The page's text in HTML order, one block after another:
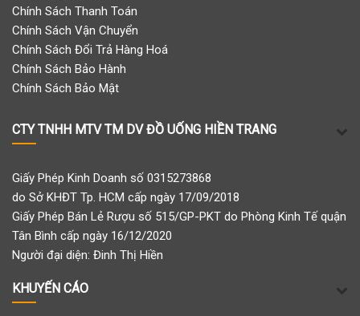
Chính Sách Thanh Toán
Chính Sách Vận Chuyển
Chính Sách Đổi Trả Hàng Hoá
Chính Sách Bảo Hành
Chính Sách Bảo Mật
CTY TNHH MTV TM DV ĐỒ UỐNG HIỀN TRANG
Giấy Phép Kinh Doanh số 0315273868
do Sở KHĐT Tp. HCM cấp ngày 17/09/2018
Giấy Phép Bán Lẻ Rượu số 515/GP-PKT do Phòng Kinh Tế quận
Tân Bình cấp ngày 16/12/2020
Người đại diện: Đinh Thị Hiền
KHUYẾN CÁO